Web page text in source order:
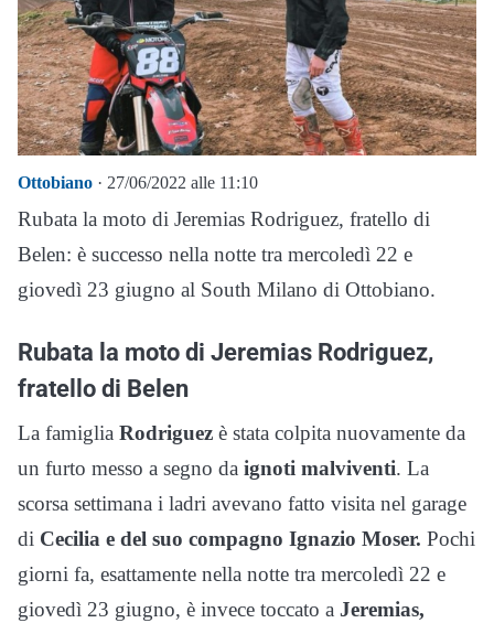
Ottobiano · 27/06/2022 alle 11:10
Rubata la moto di Jeremias Rodriguez, fratello di
Belen: è successo nella notte tra mercoledì 22 e
giovedì 23 giugno al South Milano di Ottobiano.
Rubata la moto di Jeremias Rodriguez,
fratello di Belen
La famiglia Rodriguez è stata colpita nuovamente da
un furto messo a segno da ignoti malviventi. La
scorsa settimana i ladri avevano fatto visita nel garage
di Cecilia e del suo compagno Ignazio Moser. Pochi
giorni fa, esattamente nella notte tra mercoledì 22 e
giovedì 23 giugno, è invece toccato a Jeremias,